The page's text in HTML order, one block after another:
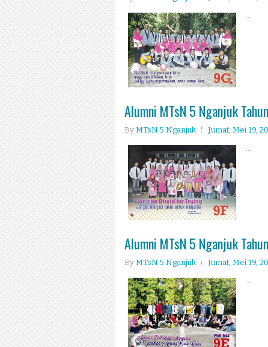
...
Alumni MTsN 5 Nganjuk
By MTsN 5 Nganjuk Jumat, Mei 19,
Alumni MTsN 5 Nganjuk
By MTsN 5 Nganjuk Jumat, Mei 19,
...